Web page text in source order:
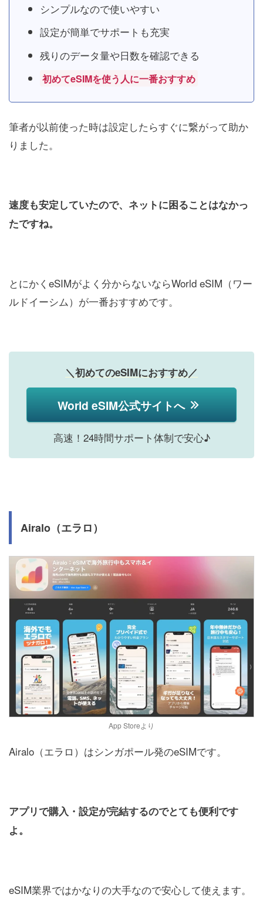
シンプルなので使いやすい
設定が簡単でサポートも充実
残りのデータ量や日数を確認できる
初めてeSIMを使う人に一番おすすめ
筆者が以前使った時は設定したらすぐに繋がって助か
りました。
速度も安定していたので、ネットに困ることはなかっ
たですね。
とにかくeSIMがよく分からないならWorld eSIM（ワー
ルドイーシム）が一番おすすめです。
＼初めてのeSIMにおすすめ／
World eSIM公式サイトへ
高速！24時間サポート体制で安心♪
Airalo（エラロ）
App Storeより
Airalo（エラロ）はシンガポール発のeSIMです。
アプリで購入・設定が完結するのでとても便利です
よ。
eSIM業界ではかなりの大手なので安心して使えます。